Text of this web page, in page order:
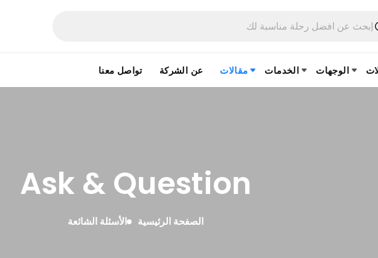
الوجهات الخدمات مقالات عن الشركة تواصل معنا
Ask & Question
الصفحة الرئيسية الأسئلة الشائعة